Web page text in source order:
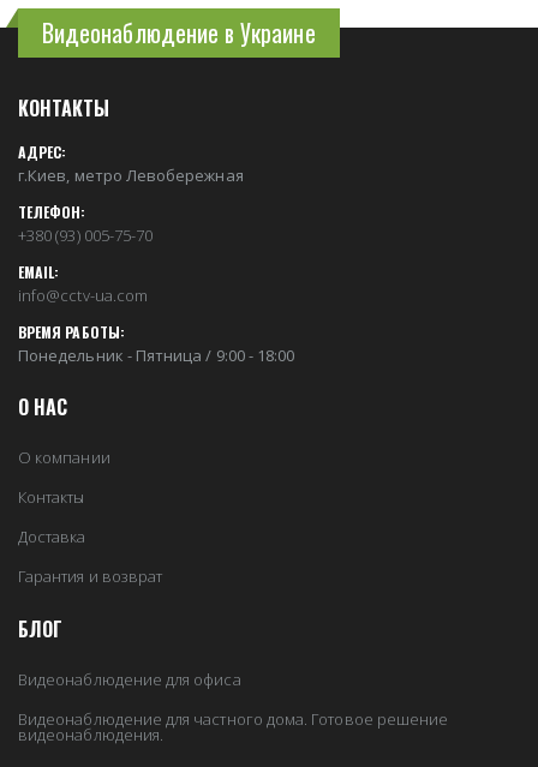
Видеонаблюдение в Украине
КОНТАКТЫ
АДРЕС:
г.Киев, метро Левобережная
ТЕЛЕФОН:
+380 (93) 005-75-70
EMAIL:
info@cctv-ua.com
ВРЕМЯ РАБОТЫ:
Понедельник - Пятница / 9:00 - 18:00
О НАС
О компании
Контакты
Доставка
Гарантия и возврат
БЛОГ
Видеонаблюдение для офиса
Видеонаблюдение для частного дома. Готовое решение
видеонаблюдения.